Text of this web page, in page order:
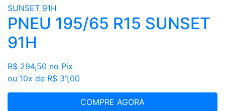
PNEU 195/65 R15 SUNSET
91H
R$ 294,50 no Pix
ou 10x de R$ 31,00
COMPRE AGORA